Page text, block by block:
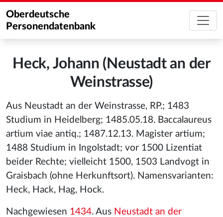
Oberdeutsche
Personendatenbank
Heck, Johann (Neustadt an der
Weinstrasse)
Aus Neustadt an der Weinstrasse, RP.; 1483
Studium in Heidelberg; 1485.05.18. Baccalaureus
artium viae antiq.; 1487.12.13. Magister artium;
1488 Studium in Ingolstadt; vor 1500 Lizentiat
beider Rechte; vielleicht 1500, 1503 Landvogt in
Graisbach (ohne Herkunftsort). Namensvarianten:
Heck, Hack, Hag, Hock.
Nachgewiesen 1434. Aus Neustadt an der